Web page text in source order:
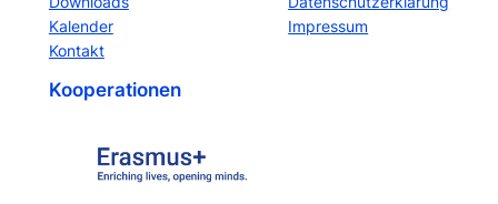
Kalender
Kontakt
Impressum
Kooperationen